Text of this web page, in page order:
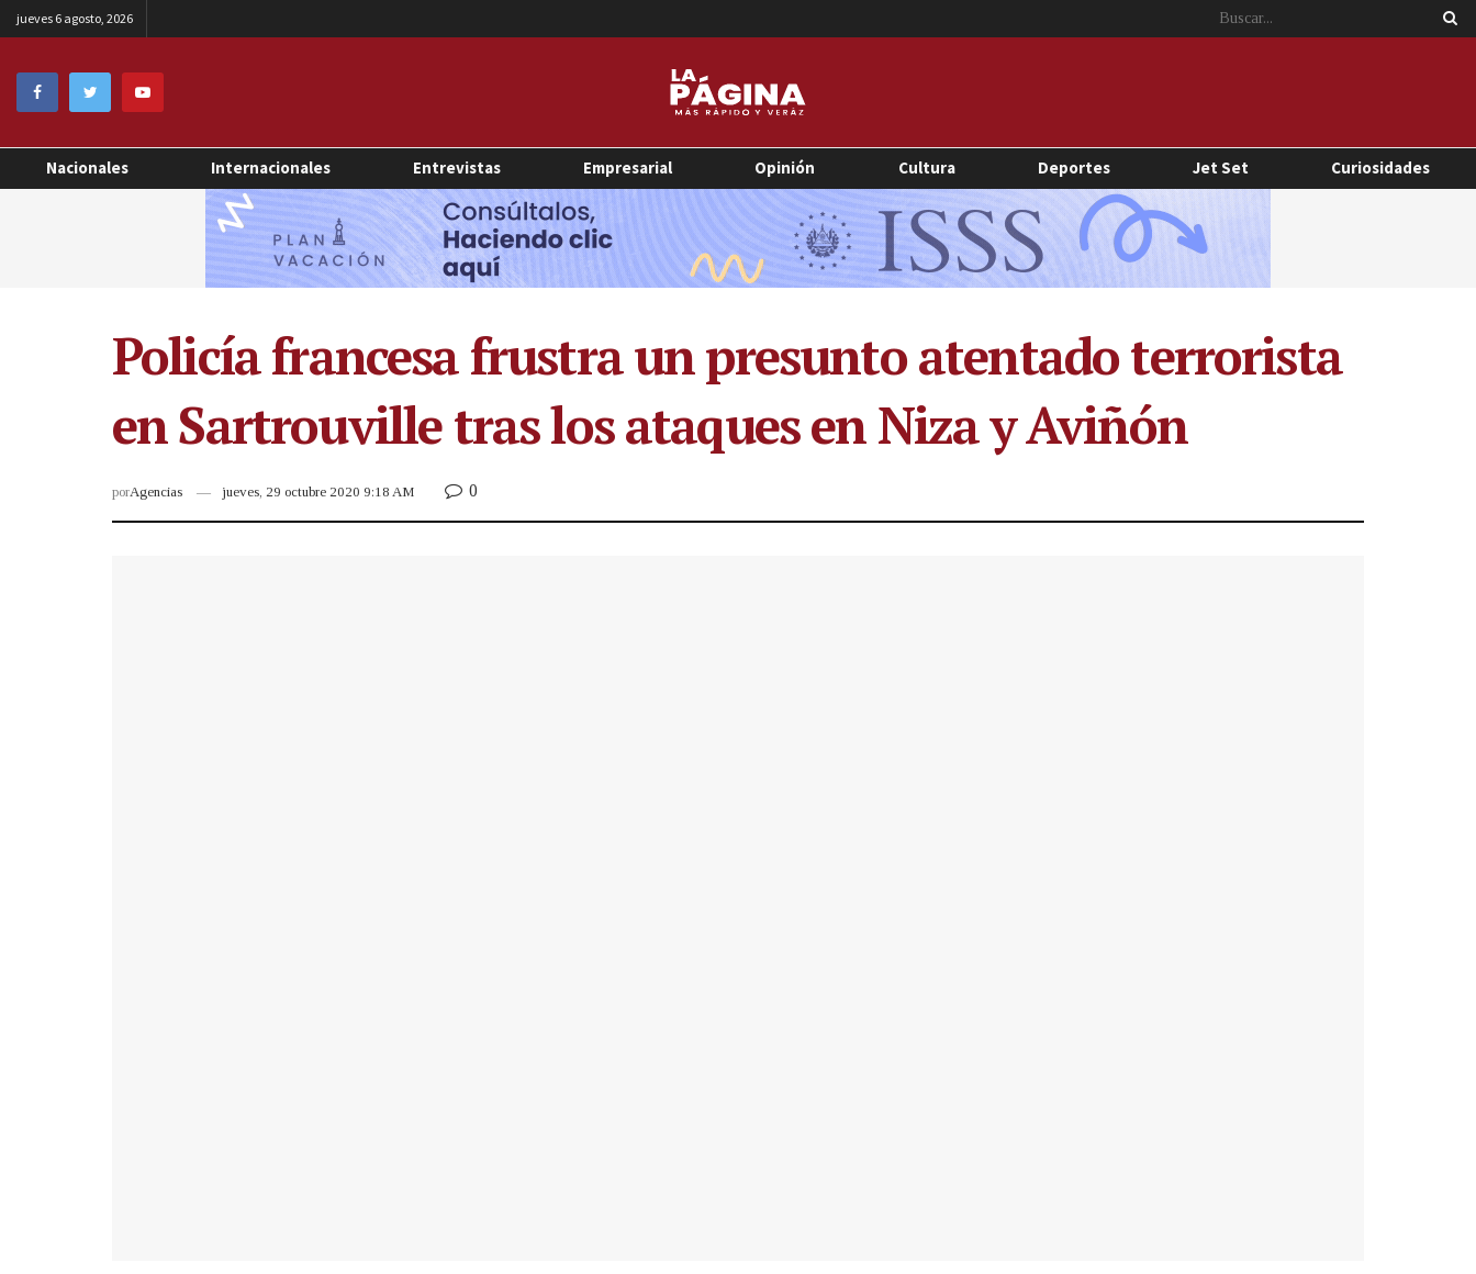
jueves 6 agosto, 2026
Nacionales Internacionales Entrevistas Empresarial Opinión Cultura Deportes Jet Set Curiosidades
Policía francesa frustra un presunto atentado terrorista
en Sartrouville tras los ataques en Niza y Aviñón
porAgencias jueves, 29 octubre 2020 9:18 AM 0